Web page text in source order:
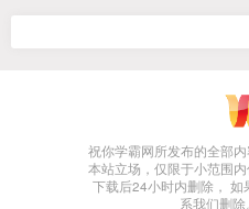
祝你学霸网所发布的全部
本站立场，仅限于小范围
下载后24小时内删除， 如
系我们删